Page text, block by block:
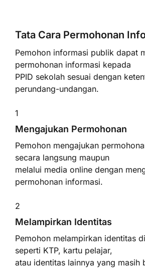
Tata Cara Permohonan
Pemohon informasi publik dapat
permohonan informasi kepada
PPID sekolah sesuai dengan
perundang-undangan.
1
Mengajukan Permohonan
Pemohon mengajukan
secara langsung maupun
melalui media online dengan
permohonan informasi.
2
Melampirkan Identitas
Pemohon melampirkan identitas
seperti KTP, kartu pelajar,
atau identitas lainnya yang masih